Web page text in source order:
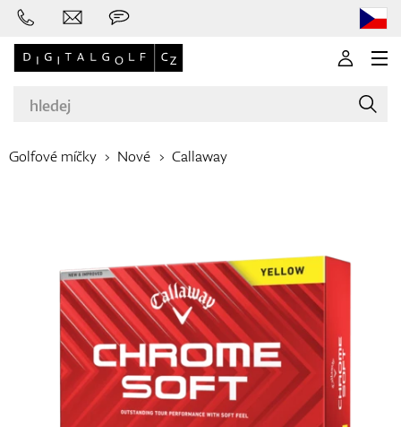
Golfové hole
Oblečení
Golfové míčky Nové Callaway